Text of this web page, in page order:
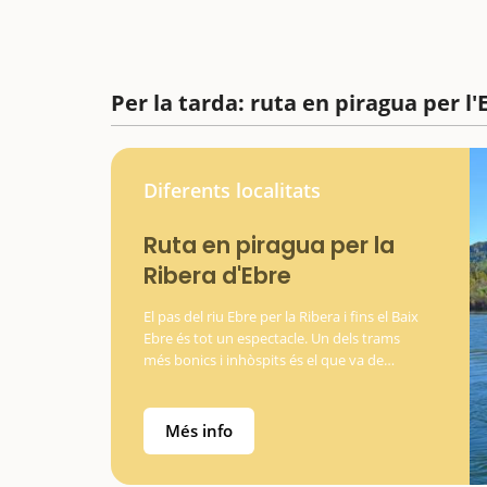
Per la tarda: ruta en piragua per
Diferents localitats
Ruta en piragua per la
Ribera d'Ebre
El pas del riu Ebre per la Ribera i fins el Baix
Ebre és tot un espectacle. Un dels trams
més bonics i inhòspits és el que va de
les serres…
Més info